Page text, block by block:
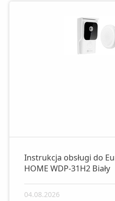
Instrukcja obsługi do
HOME WDP-31H2 Biały
04.08.2026